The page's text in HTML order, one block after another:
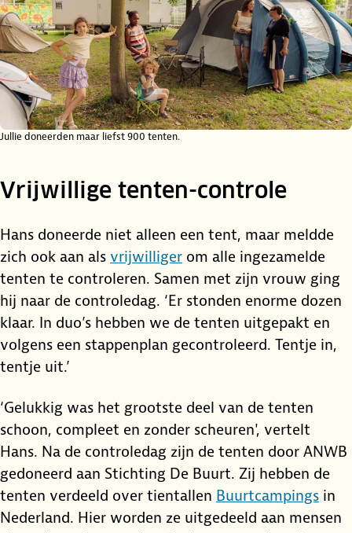
Jullie doneerden maar liefst 900 tenten.
Vrijwillige tenten-controle
Hans doneerde niet alleen een tent, maar meldde
zich ook aan als vrijwilliger om alle ingezamelde
tenten te controleren. Samen met zijn vrouw ging
hij naar de controledag. ‘Er stonden enorme dozen
klaar. In duo’s hebben we de tenten uitgepakt en
volgens een stappenplan gecontroleerd. Tentje in,
tentje uit.’
‘Gelukkig was het grootste deel van de tenten
schoon, compleet en zonder scheuren', vertelt
Hans. Na de controledag zijn de tenten door ANWB
gedoneerd aan Stichting De Buurt. Zij hebben de
tenten verdeeld over tientallen Buurtcampings in
Nederland. Hier worden ze uitgedeeld aan mensen